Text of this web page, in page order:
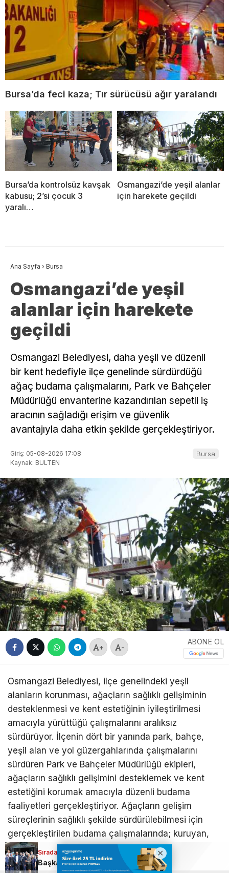
Bursa’da feci kaza; Tır sürücüsü ağır yaralandı
Bursa’da kontrolsüz kavşak
kabusu; 2’si çocuk 3
yaralı…
Osmangazi’de yeşil alanlar
için harekete geçildi
Sıradaki Haber
Osmangazi’de yeşil alanlar için harekete geçildi
Ana Sayfa › Bursa
Osmangazi’de yeşil
alanlar için harekete
geçildi
Osmangazi Belediyesi, daha yeşil ve düzenli
bir kent hedefiyle ilçe genelinde sürdürdüğü
ağaç budama çalışmalarını, Park ve Bahçeler
Müdürlüğü envanterine kazandırılan sepetli iş
aracının sağladığı erişim ve güvenlik
avantajıyla daha etkin şekilde gerçekleştiriyor.
Giriş: 05-08-2026 17:08
Kaynak: BULTEN
Bursa
+ -
ABONE OL
Osmangazi Belediyesi, ilçe genelindeki yeşil
alanların korunması, ağaçların sağlıklı gelişiminin
desteklenmesi ve kent estetiğinin iyileştirilmesi
amacıyla yürüttüğü çalışmalarını aralıksız
sürdürüyor. İlçenin dört bir yanında park, bahçe,
yeşil alan ve yol güzergahlarında çalışmalarını
sürdüren Park ve Bahçeler Müdürlüğü ekipleri,
ağaçların sağlıklı gelişimini desteklemek ve kent
estetiğini korumak amacıyla düzenli budama
faaliyetleri gerçekleştiriyor. Ağaçların gelişim
süreçlerinin sağlıklı şekilde sürdürülebilmesi için
gerçekleştirilen budama çalışmalarında; kuruyan,
hastalıklı, kırılma riski taşıyan ve çevreye zarar
verme ihtimali bulunan dallar ekipler tarafından
Sıradaki Haber
Başkan Erkan Aydın; Osmangazi için 7/24 çalışıyoruz